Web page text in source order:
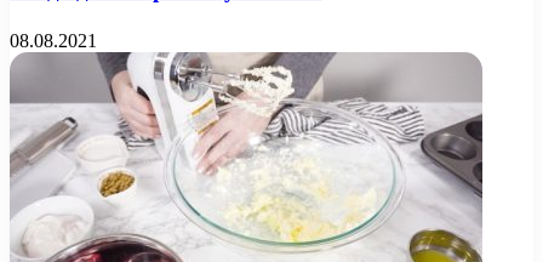
08.08.2021